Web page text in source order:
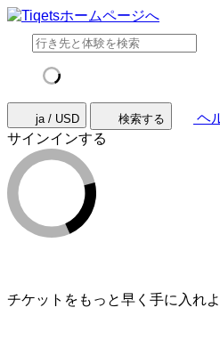
ja / USD 検索する
ヘ
サインインする
チケットをもっと早く手に入れ